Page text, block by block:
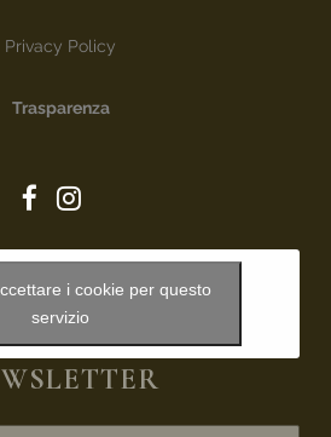
Privacy Policy
Trasparenza
i cookie per questo
servizio